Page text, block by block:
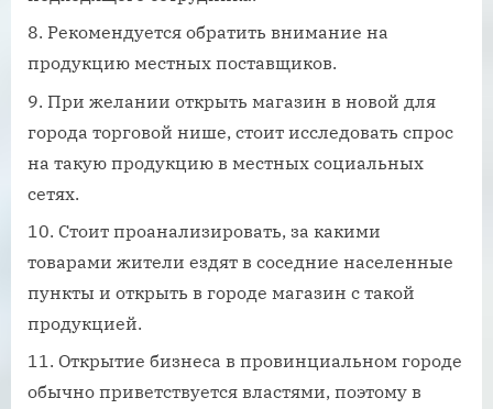
Рекомендуется обратить внимание на
продукцию местных поставщиков.
При желании открыть магазин в новой для
города торговой нише, стоит исследовать спрос
на такую продукцию в местных социальных
сетях.
Стоит проанализировать, за какими
товарами жители ездят в соседние населенные
пункты и открыть в городе магазин с такой
продукцией.
Открытие бизнеса в провинциальном городе
обычно приветствуется властями, поэтому в